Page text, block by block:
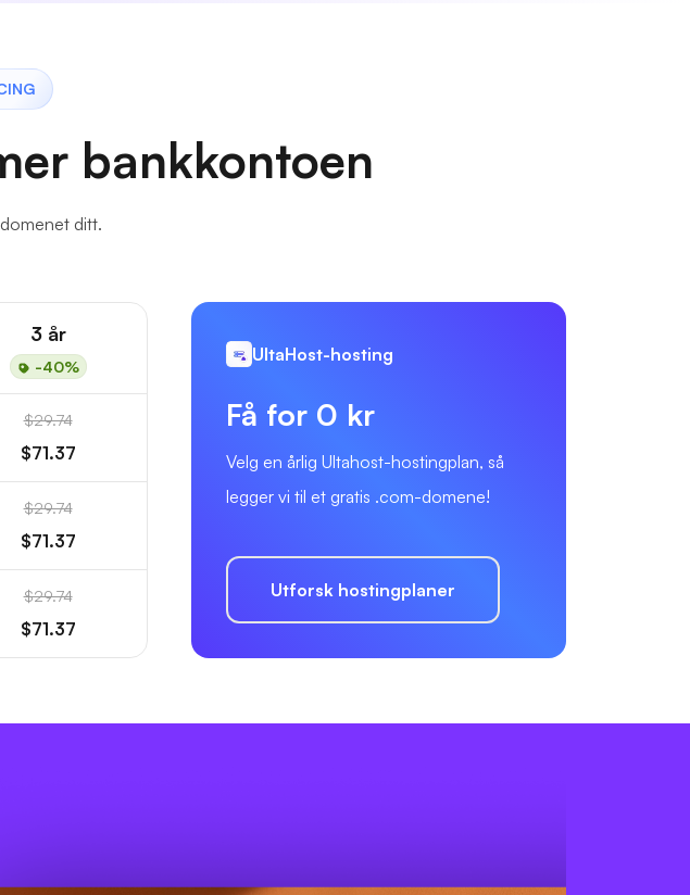
bankkontoen
ditt.
3 år
-40%
$29.74
$71.37
$29.74
$71.37
$29.74
$71.37
UltaHost-hosting
Få for 0 kr
Velg en årlig Ultahost-hostingplan, så
legger vi til et gratis .com-domene!
Utforsk hostingplaner